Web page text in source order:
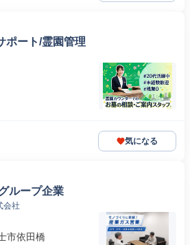
ポート/霊園管理
気になる
ループ企業
会社
市依田橋